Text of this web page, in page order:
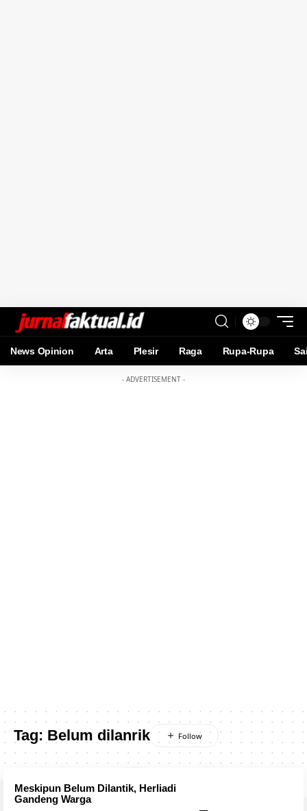
News Opinion Arta Plesir Raga Rupa-Rupa
- ADVERTISEMENT -
Tag:Belum dilanrik
Meskipun Belum Dilantik, Herliadi
Gandeng Warga